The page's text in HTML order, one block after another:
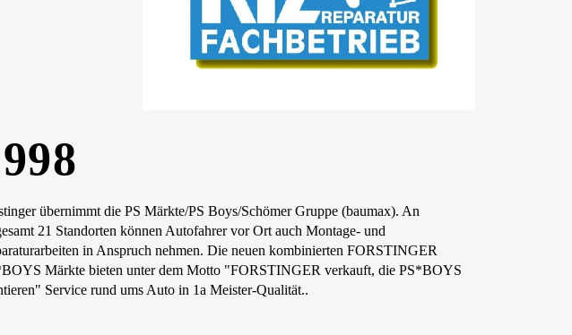
übernimmt die PS Märkte/PS Boys/Schömer Gruppe (baumax). An
21 Standorten können Autofahrer vor Ort auch Montage- und
in Anspruch nehmen. Die neuen kombinierten FORSTINGER
Märkte bieten unter dem Motto "FORSTINGER verkauft, die PS*BOYS
Service rund ums Auto in 1a Meister-Qualität..